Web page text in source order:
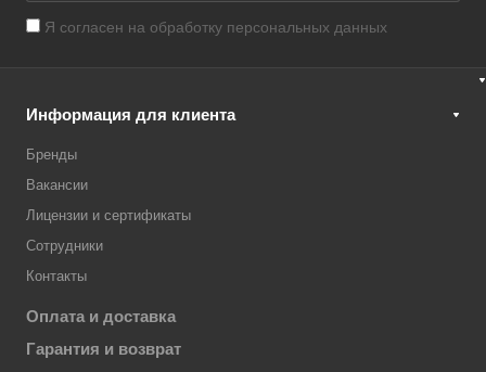
Я согласен на обработку персональных данных
Информация для клиента
Бренды
Вакансии
Лицензии и сертификаты
Сотрудники
Контакты
Оплата и доставка
Гарантия и возврат